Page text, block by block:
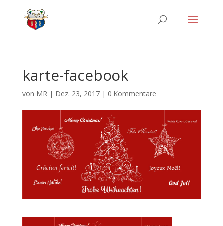
karte-facebook
von MR| Dez. 23, 2017| 0 Kommentare